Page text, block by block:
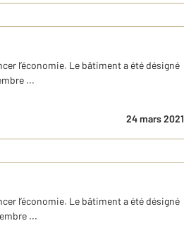
l’économie. Le bâtiment a été désigné
...
24 mars 2021
l’économie. Le bâtiment a été désigné
...